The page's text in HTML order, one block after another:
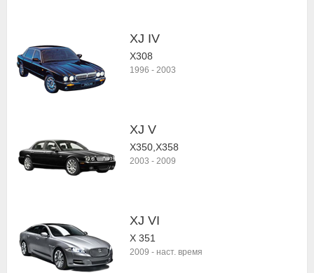
XJ IV
X308
1996 - 2003
XJ V
X350,X358
2003 - 2009
XJ VI
X 351
2009 - наст. время